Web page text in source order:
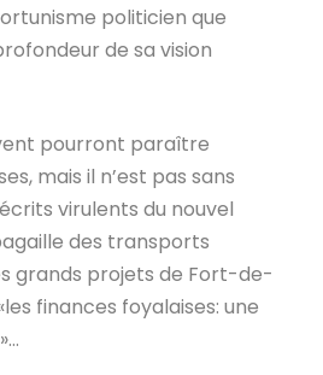
politicien que
de sa vision
pourront paraître
mais il n’est pas sans
virulents du nouvel
des transports
grands projets de Fort-de-
finances foyalaises: une